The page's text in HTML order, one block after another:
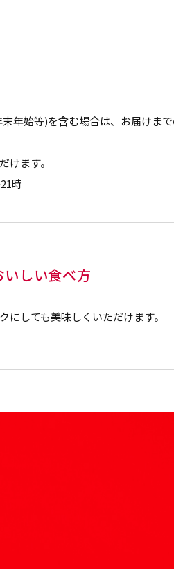
年始等)を含む場合は、お届けまで
けます。
時
いしい食べ方
しても美味しくいただけます。